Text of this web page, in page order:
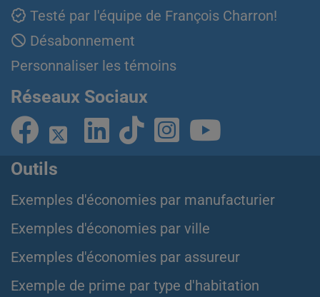
Testé par l'équipe de François Charron!
Désabonnement
Personnaliser les témoins
Réseaux Sociaux
Outils
Exemples d'économies par manufacturier
Exemples d'économies par ville
Exemples d'économies par assureur
Exemple de prime par type d'habitation